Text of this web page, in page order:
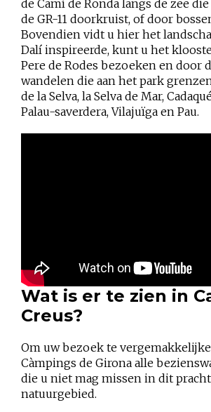
de Camí de Ronda langs de zee
de GR-11 doorkruist, of door
Bovendien vidt u hier het
Dalí inspireerde, kunt u het
Pere de Rodes bezoeken en door
wandelen die aan het park
de la Selva, la Selva de Mar,
Palau-saverdera, Vilajuïga en Pau.
Wat is er te zien in
Creus?
Om uw bezoek te
Càmpings de Girona alle
die u niet mag missen in dit
natuurgebied.